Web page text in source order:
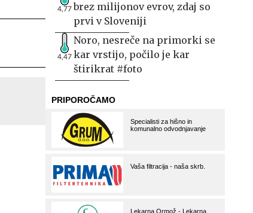
4,77 brez milijonov evrov, zdaj so
prvi v Sloveniji
4,47
Noro, nesreče na primorki se
kar vrstijo, počilo je kar
štirikrat #foto